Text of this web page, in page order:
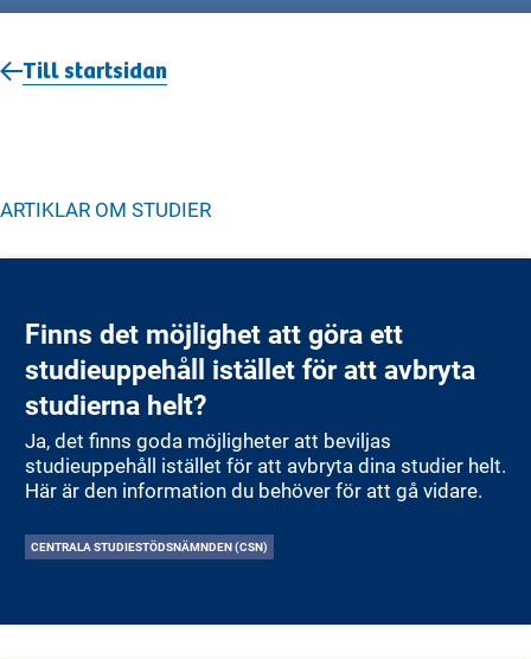
Till startsidan
ARTIKLAR OM STUDIER
Finns det möjlighet att göra ett
studieuppehåll istället för att avbryta
studierna helt?
Ja, det finns goda möjligheter att beviljas
studieuppehåll istället för att avbryta dina studier helt.
Här är den information du behöver för att gå vidare.
CENTRALA STUDIESTÖDSNÄMNDEN (CSN)